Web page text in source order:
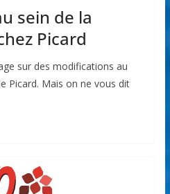
sein de la
Picard
sur des modifications au
Picard. Mais on ne vous dit